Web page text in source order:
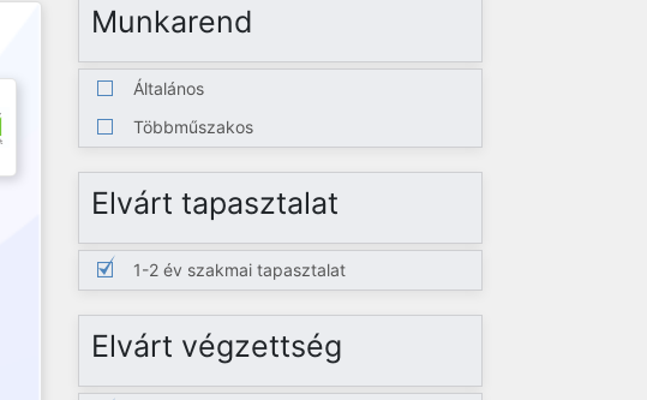
Munkarend
Általános
Többműszakos
Elvárt tapasztalat
1-2 év szakmai tapasztalat
Elvárt végzettség